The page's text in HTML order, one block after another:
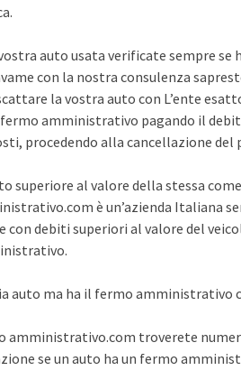
auto usata verificate sempre
con la nostra consulenza
la vostra auto con L’ente
amministrativo pagando il
procedendo alla cancellazione
superiore al valore della stessa
è un’azienda Italiana
debiti superiori al valore del
auto ma ha il fermo amministrativo
amministrativo.com troverete
se un auto ha un fermo